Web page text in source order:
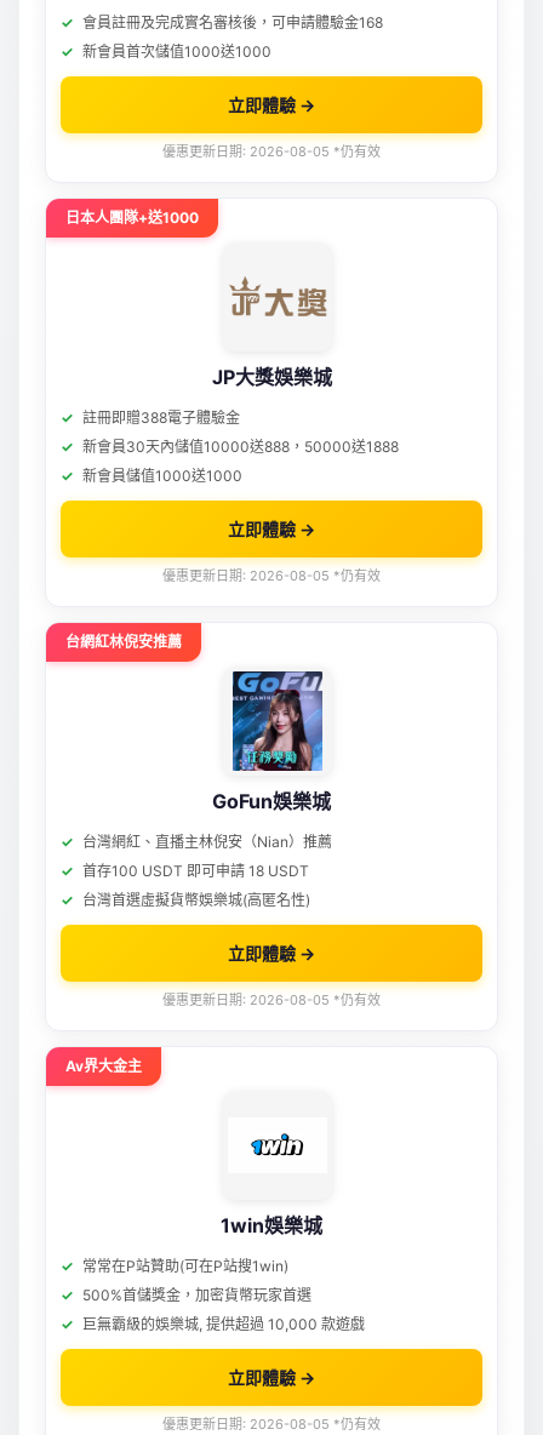
會員註冊及完成實名審核後，可申請體驗金168
新會員首次儲值1000送1000
立即體驗 →
優惠更新日期: 2026-08-05 *仍有效
日本人團隊+送1000
JP大獎娛樂城
註冊即贈388電子體驗金
新會員30天內儲值10000送888，50000送1888
新會員儲值1000送1000
立即體驗 →
優惠更新日期: 2026-08-05 *仍有效
台網紅林倪安推薦
GoFun娛樂城
台灣網紅、直播主林倪安（Nian）推薦
首存100 USDT 即可申請 18 USDT
台灣首選虛擬貨幣娛樂城(高匿名性)
立即體驗 →
優惠更新日期: 2026-08-05 *仍有效
Av界大金主
1win娛樂城
常常在P站贊助(可在P站搜1win)
500%首儲獎金，加密貨幣玩家首選
巨無霸級的娛樂城, 提供超過 10,000 款遊戲
立即體驗 →
優惠更新日期: 2026-08-05 *仍有效